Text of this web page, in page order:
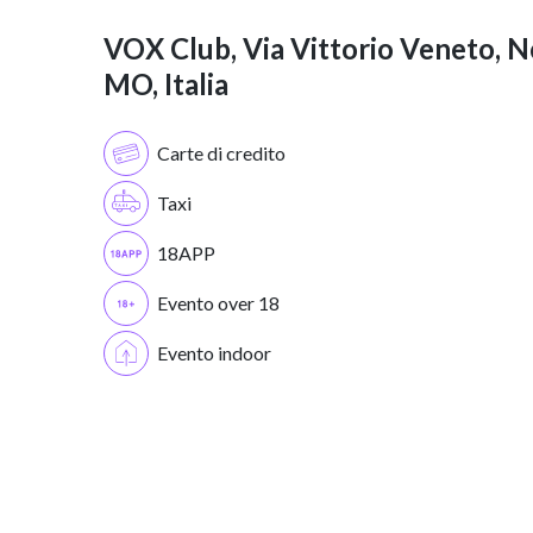
VOX Club, Via Vittorio Veneto,
MO, Italia
Carte di credito
Taxi
18APP
Evento over 18
Evento indoor